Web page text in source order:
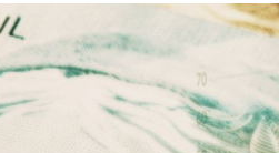
RECR11
HGLG11
XPLG11
KNRI11
KNCR11